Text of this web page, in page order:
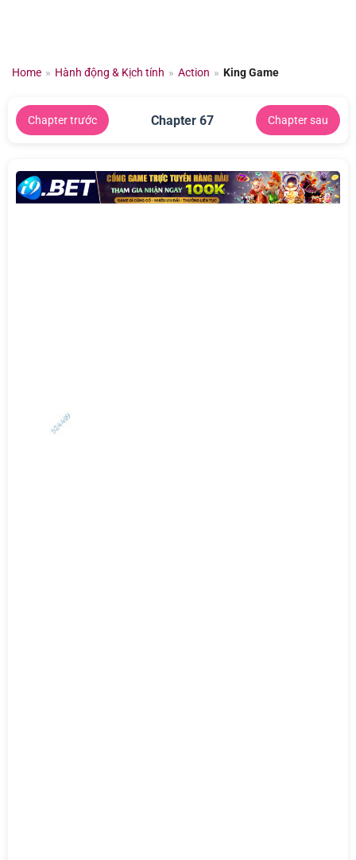
dungHome » Hành động & Kịch tính » Action » King Game
Chapter trước Chapter 67 Chapter sau